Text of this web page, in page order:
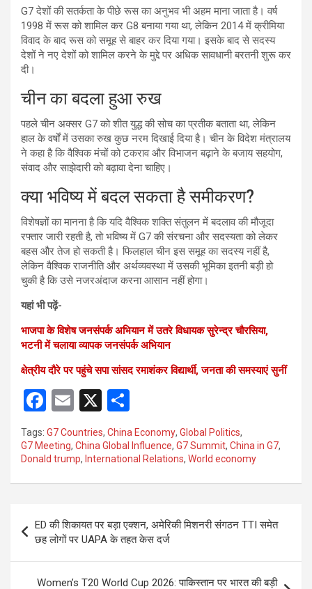
G7 देशों की सतर्कता के पीछे रूस का अनुभव भी अहम माना जाता है। वर्ष
1998 में रूस को शामिल कर G8 बनाया गया था, लेकिन 2014 में क्रीमिया
विवाद के बाद रूस को समूह से बाहर कर दिया गया। इसके बाद से सदस्य
देशों ने नए देशों को शामिल करने के मुद्दे पर अधिक सावधानी बरतनी शुरू कर
दी।
चीन का बदला हुआ रुख
पहले चीन अक्सर G7 को शीत युद्ध की सोच का प्रतीक बताता था, लेकिन
हाल के वर्षों में उसका रुख कुछ नरम दिखाई दिया है। चीन के विदेश मंत्रालय
ने कहा है कि वैश्विक मंचों को टकराव और विभाजन बढ़ाने के बजाय सहयोग,
संवाद और साझेदारी को बढ़ावा देना चाहिए।
क्या भविष्य में बदल सकता है समीकरण?
विशेषज्ञों का मानना है कि यदि वैश्विक शक्ति संतुलन में बदलाव की मौजूदा
रफ्तार जारी रहती है, तो भविष्य में G7 की संरचना और सदस्यता को लेकर
बहस और तेज हो सकती है। फिलहाल चीन इस समूह का सदस्य नहीं है,
लेकिन वैश्विक राजनीति और अर्थव्यवस्था में उसकी भूमिका इतनी बड़ी हो
चुकी है कि उसे नजरअंदाज करना आसान नहीं होगा।
यहां भी पढ़ें-
भाजपा के विशेष जनसंपर्क अभियान में उतरे विधायक सुरेन्द्र चौरसिया,
भटनी में चलाया व्यापक जनसंपर्क अभियान
क्षेत्रीय दौरे पर पहुंचे सपा सांसद रमाशंकर विद्यार्थी, जनता की समस्याएं सुनीं
F
a
ce
b
o
k
E
m
ail
X
h
ar
e
Tags: G7 Countries, China Economy, Global Politics,
G7 Meeting, China Global Influence, G7 Summit, China in G7,
Donald trump, International Relations, World economy
navigation
ED की शिकायत पर बड़ा एक्शन, अमेरिकी मिशनरी संगठन TTI समेत
छह लोगों पर UAPA के तहत केस दर्ज
Women’s T20 World Cup 2026: पाकिस्तान पर भारत की बड़ी